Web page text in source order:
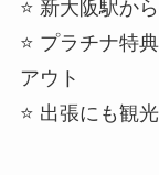
⭐ 新大阪駅か
⭐ プラチナ特
アウト
⭐ 出張にも観